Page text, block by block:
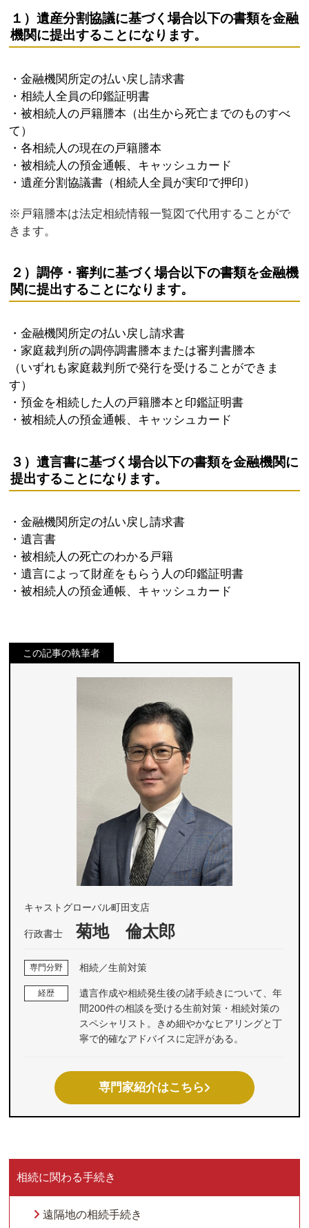
１）遺産分割協議に基づく場合以下の書類を金融
機関に提出することになります。
・金融機関所定の払い戻し請求書
・相続人全員の印鑑証明書
・被相続人の戸籍謄本（出生から死亡までのものすべ
て）
・各相続人の現在の戸籍謄本
・被相続人の預金通帳、キャッシュカード
・遺産分割協議書（相続人全員が実印で押印）
※戸籍謄本は法定相続情報一覧図で代用することがで
きます。
２）調停・審判に基づく場合以下の書類を金融機
関に提出することになります。
・金融機関所定の払い戻し請求書
・家庭裁判所の調停調書謄本または審判書謄本
（いずれも家庭裁判所で発行を受けることができま
す）
・預金を相続した人の戸籍謄本と印鑑証明書
・被相続人の預金通帳、キャッシュカード
３）遺言書に基づく場合以下の書類を金融機関に
提出することになります。
・金融機関所定の払い戻し請求書
・遺言書
・被相続人の死亡のわかる戸籍
・遺言によって財産をもらう人の印鑑証明書
・被相続人の預金通帳、キャッシュカード
この記事の執筆者
キャストグローバル町田支店
行政書士 菊地 倫太郎
専門分野 相続／生前対策
経歴
遺言作成や相続発生後の諸手続きについて、年
間200件の相談を受ける生前対策・相続対策の
スペシャリスト。きめ細やかなヒアリングと丁
寧で的確なアドバイスに定評がある。
専門家紹介はこちら
相続に関わる手続き
遠隔地の相続手続き